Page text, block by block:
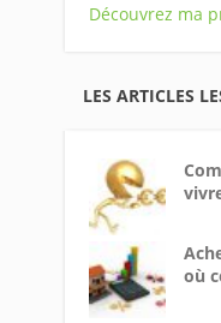
Découvrez ma
LES ARTICLES
où